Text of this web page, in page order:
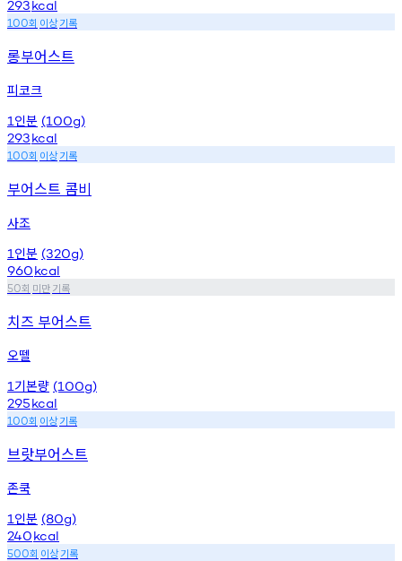
293kcal
100회 이상기록
롱부어스트
피코크
1 인분 (100g)
293kcal
100회 이상기록
부어스트 콤비
사조
1 인분 (320g)
960kcal
50회 미만기록
치즈 부어스트
오뗄
1 기본량 (100g)
295kcal
100회 이상기록
브랏부어스트
존쿡
1 인분 (80g)
240kcal
500회 이상기록